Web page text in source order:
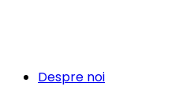
Despre noi